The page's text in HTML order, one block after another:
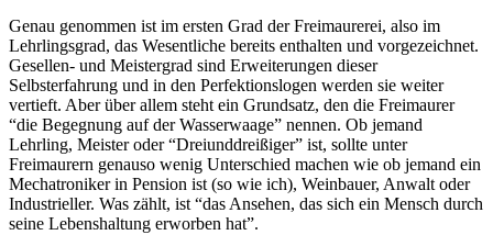
Genau genommen ist im ersten Grad der Freimaurerei, also im
Lehrlingsgrad, das Wesentliche bereits enthalten und vorge­zeichnet.
Gesellen- und Meister­grad sind Erweiterungen dieser
Selbsterfahrung und in den Per­fektionslogen werden sie weiter
vertieft. Aber über allem steht ein Grundsatz, den die Freimau­rer
“die Begegnung auf der Wasserwaage” nennen. Ob je­mand
Lehrling, Meister oder “Dreiunddreißiger” ist, sollte un­ter
Freimaurern genauso wenig Unterschied machen wie ob je­mand ein
Mechatroniker in Pen­sion ist (so wie ich), Weinbauer, Anwalt oder
Industrieller. Was zählt, ist “das Ansehen, das sich ein Mensch durch
seine Lebens­haltung erworben hat”.